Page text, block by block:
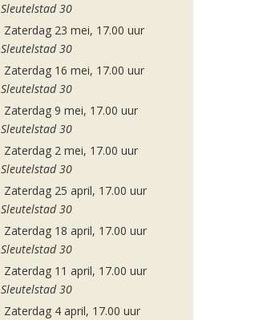
Sleutelstad 30
Zaterdag 23 mei, 17.00 uur
Sleutelstad 30
Zaterdag 16 mei, 17.00 uur
Sleutelstad 30
Zaterdag 9 mei, 17.00 uur
Sleutelstad 30
Zaterdag 2 mei, 17.00 uur
Sleutelstad 30
Zaterdag 25 april, 17.00 uur
Sleutelstad 30
Zaterdag 18 april, 17.00 uur
Sleutelstad 30
Zaterdag 11 april, 17.00 uur
Sleutelstad 30
Zaterdag 4 april, 17.00 uur